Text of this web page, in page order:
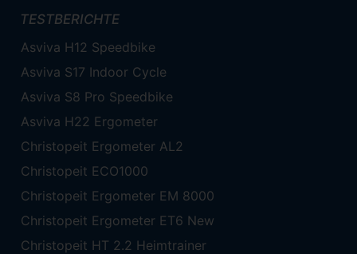
TESTBERICHTE
Asviva H12 Speedbike
Asviva S17 Indoor Cycle
Asviva S8 Pro Speedbike
Asviva H22 Ergometer
Christopeit Ergometer AL2
Christopeit ECO1000
Christopeit Ergometer EM 8000
Christopeit Ergometer ET6 New
Christopeit HT 2.2 Heimtrainer